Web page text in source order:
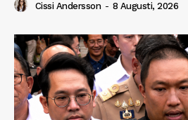
Cissi Andersson - 8 Augusti, 2026